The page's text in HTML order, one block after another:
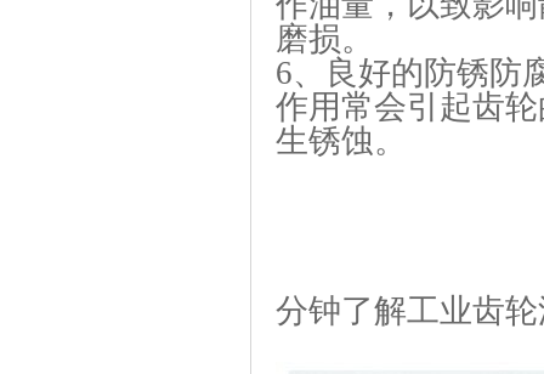
磨损。
6、
良好的防锈防
作用常会引起齿
生锈蚀。
分钟了解工业齿